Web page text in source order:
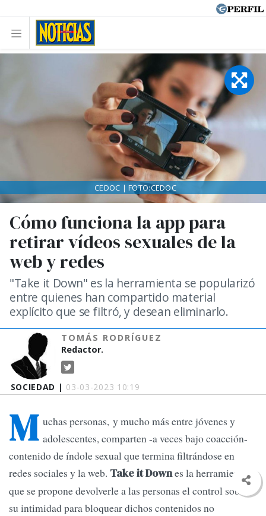
SOCIEDAD | 03-03-2023 10:19
Cómo funciona la app para
retirar vídeos sexuales de la
web y redes
"Take it Down" es la herramienta se popularizó
entre quienes han compartido material
explícito que se filtró, y desean eliminarlo.
TOMÁS RODRÍGUEZ
Redactor.
CEDOC | FOTO:CEDOC
M uchas personas, y mucho más entre jóvenes y
adolescentes, comparten -a veces bajo coacción-
contenido de índole sexual que termina filtrándose en
redes sociales y la web. Take it Downes la herramienta
que se propone devolverle a las personas el control sobre
su intimidad para bloquear dichos contenidos no